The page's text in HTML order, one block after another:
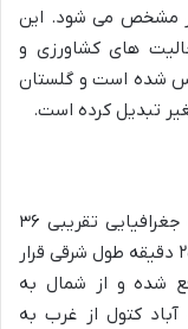
مشخص می شود. این
های کشاورزی و
شده است و گلستان
تبدیل کرده است.
شهر گرگان مرکز استان گلستان در مختصات جغرافیایی تقریبی ۳۶
درجه و ۵۰ دقیقه عرض شمالی و ۵۴ درجه و ۲۵ دقیقه طول شرقی قرار
شده و از شمال به
کتول از غرب به